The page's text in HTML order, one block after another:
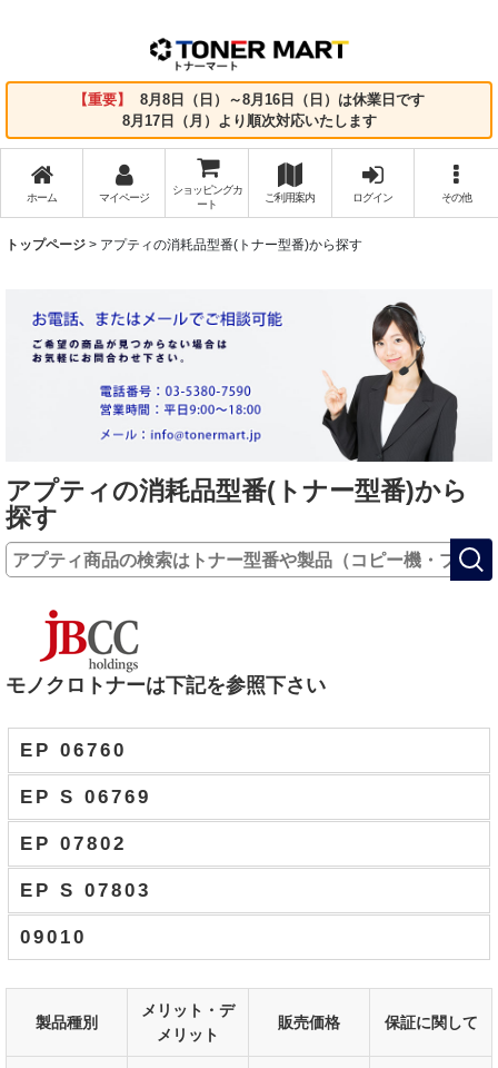
【重要】
8月8日（日）～8月16日（日）は休業日です
8月17日（月）より順次対応いたします
ホーム マイページ
ショッピングカ
ート
ご利用案内 ログイン その他
トップページ > アプティの消耗品型番(トナー型番)から探す
アプティの消耗品型番(トナー型番)から
探す
モノクロトナーは下記を参照下さい
EP 06760
EP S 06769
EP 07802
EP S 07803
09010
製品種別
メリット・デ
メリット
販売価格 保証に関して